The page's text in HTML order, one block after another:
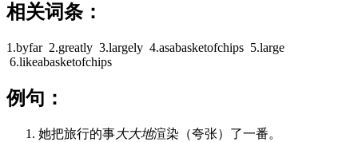
相关词条：
1.byfar 2.greatly 3.largely 4.asabasketofchips 5.large
6.likeabasketofchips
例句：
她把旅行的事大大地渲染（夸张）了一番。